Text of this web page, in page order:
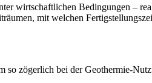
wirtschaftlichen Bedingungen –
mit welchen
zögerlich bei der Geothermie-